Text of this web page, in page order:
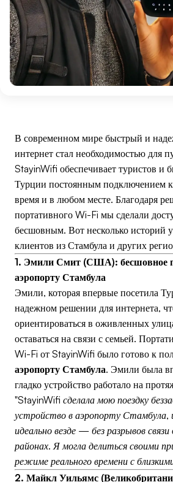
В современном мире быстрый и
интернет стал необходимостью для
StayinWifi обеспечивает туристов и
Турции постоянным подключением
время и в любом месте. Благодаря
портативного Wi-Fi мы сделали
бесшовным. Вот несколько историй
клиентов из Стамбула и других
1. Эмили Смит (США): бесшовное
аэропорту Стамбула
Эмили, которая впервые посетила
надежном решении для интернета,
ориентироваться в оживленных
оставаться на связи с семьей.
Wi-Fi от StayinWifi было готово к
аэропорту Стамбула. Эмили была
гладко устройство работало на
"StayinWifi сделала мою поездку
устройство в аэропорту Стамбула,
идеально везде — без разрывов
районах. Я могла делиться своими
режиме реального времени с
2. Майкл Уильямс